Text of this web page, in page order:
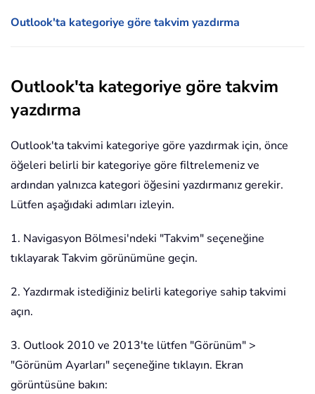
Outlook'ta kategoriye göre takvim yazdırma
Outlook'ta kategoriye göre takvim
yazdırma
Outlook'ta takvimi kategoriye göre yazdırmak için, önce
öğeleri belirli bir kategoriye göre filtrelemeniz ve
ardından yalnızca kategori öğesini yazdırmanız gerekir.
Lütfen aşağıdaki adımları izleyin.
1. Navigasyon Bölmesi'ndeki "Takvim" seçeneğine
tıklayarak Takvim görünümüne geçin.
2. Yazdırmak istediğiniz belirli kategoriye sahip takvimi
açın.
3. Outlook 2010 ve 2013'te lütfen "Görünüm" >
"Görünüm Ayarları" seçeneğine tıklayın. Ekran
görüntüsüne bakın: